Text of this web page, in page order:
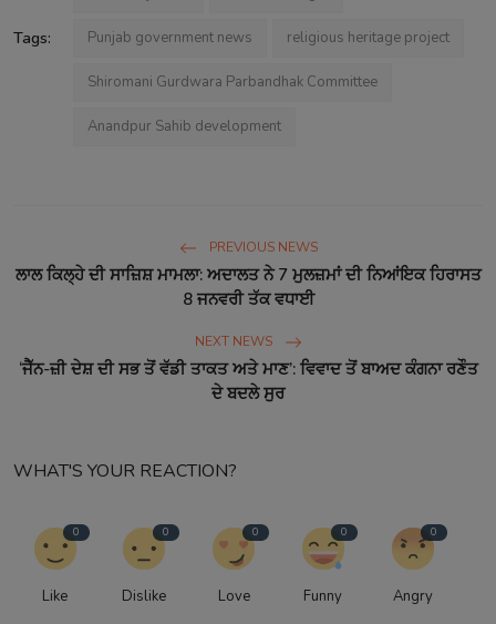
Tags: Punjab government news religious heritage project
Shiromani Gurdwara Parbandhak Committee
Anandpur Sahib development
PREVIOUS NEWS
ਲਾਲ ਕਿਲ੍ਹੇ ਦੀ ਸਾਜ਼ਿਸ਼ ਮਾਮਲਾ: ਅਦਾਲਤ ਨੇ 7 ਮੁਲਜ਼ਮਾਂ ਦੀ ਨਿਆਂਇਕ ਹਿਰਾਸਤ
8 ਜਨਵਰੀ ਤੱਕ ਵਧਾਈ
NEXT NEWS
‘ਜੈੱਨ-ਜ਼ੀ ਦੇਸ਼ ਦੀ ਸਭ ਤੋਂ ਵੱਡੀ ਤਾਕਤ ਅਤੇ ਮਾਣ’: ਵਿਵਾਦ ਤੋਂ ਬਾਅਦ ਕੰਗਨਾ ਰਣੌਤ
ਦੇ ਬਦਲੇ ਸੁਰ
WHAT'S YOUR REACTION?
0
Like
0
Dislike
0
Love
0
Funny
0
Angry